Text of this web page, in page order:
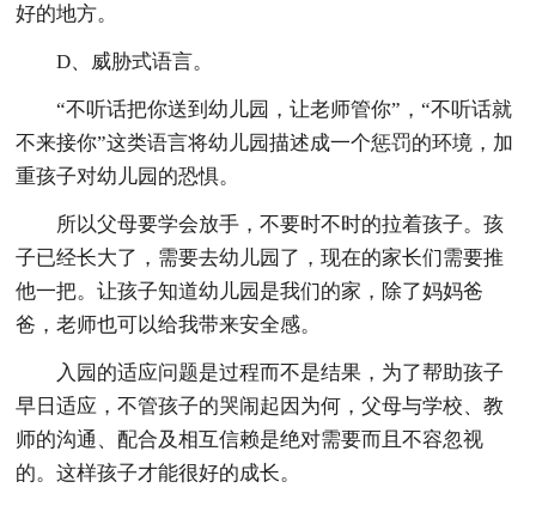
好的地方。
D、威胁式语言。
“不听话把你送到幼儿园，让老师管你”，“不听话就
不来接你”这类语言将幼儿园描述成一个惩罚的环境，加
重孩子对幼儿园的恐惧。
所以父母要学会放手，不要时不时的拉着孩子。孩
子已经长大了，需要去幼儿园了，现在的家长们需要推
他一把。让孩子知道幼儿园是我们的家，除了妈妈爸
爸，老师也可以给我带来安全感。
入园的适应问题是过程而不是结果，为了帮助孩子
早日适应，不管孩子的哭闹起因为何，父母与学校、教
师的沟通、配合及相互信赖是绝对需要而且不容忽视
的。这样孩子才能很好的成长。